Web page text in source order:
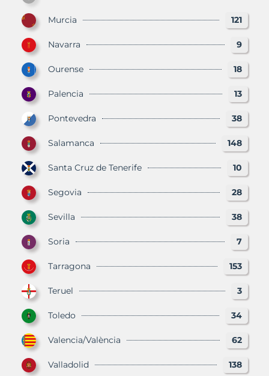
Murcia 121
Navarra 9
Ourense 18
Palencia 13
Pontevedra 38
Salamanca 148
Santa Cruz de Tenerife 10
Segovia 28
Sevilla 38
Soria 7
Tarragona 153
Teruel 3
Toledo 34
Valencia/València 62
Valladolid 138